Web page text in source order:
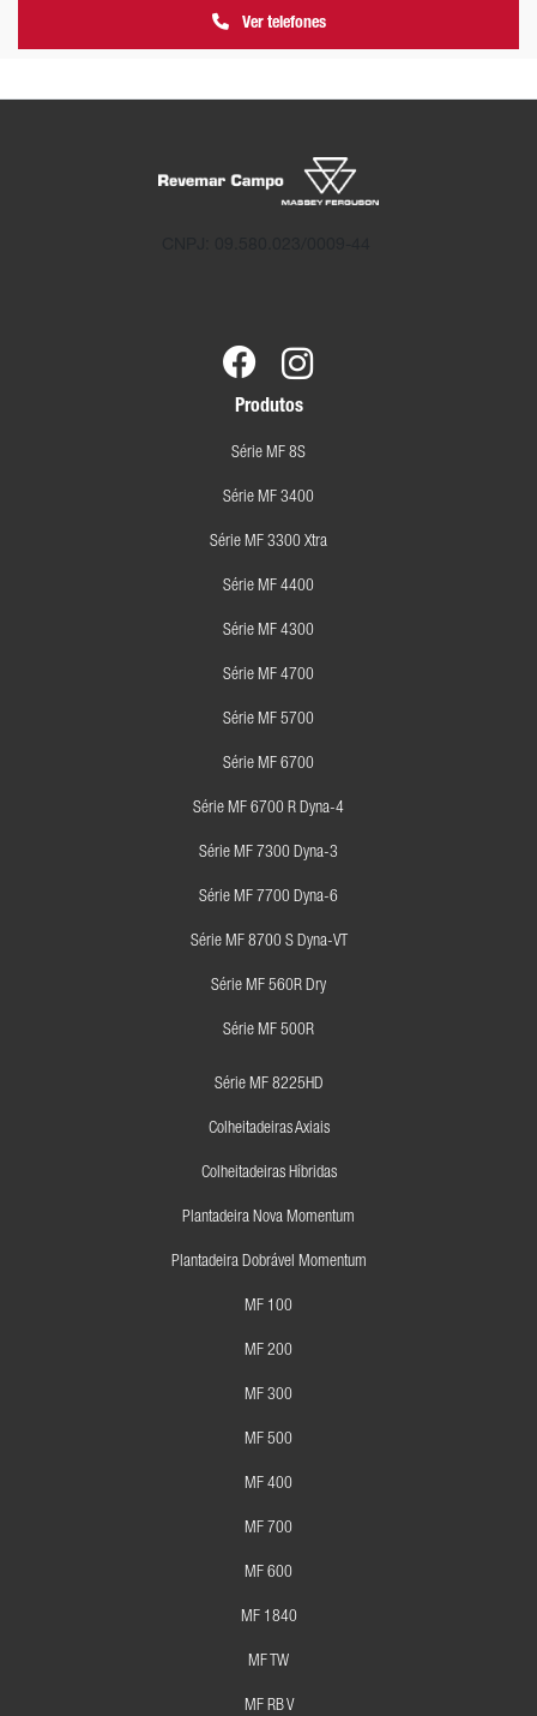
Ver telefones
Produtos
Série MF 8S
Série MF 3400
Série MF 3300 Xtra
Série MF 4400
Série MF 4300
Série MF 4700
Série MF 5700
Série MF 6700
Série MF 6700 R Dyna-4
Série MF 7300 Dyna-3
Série MF 7700 Dyna-6
Série MF 8700 S Dyna-VT
Série MF 560R Dry
Série MF 500R
Série MF 8225HD
Colheitadeiras Axiais
Colheitadeiras Híbridas
Plantadeira Nova Momentum
Plantadeira Dobrável Momentum
MF 100
MF 200
MF 300
MF 500
MF 400
MF 700
MF 600
MF 1840
MF TW
MF RB V